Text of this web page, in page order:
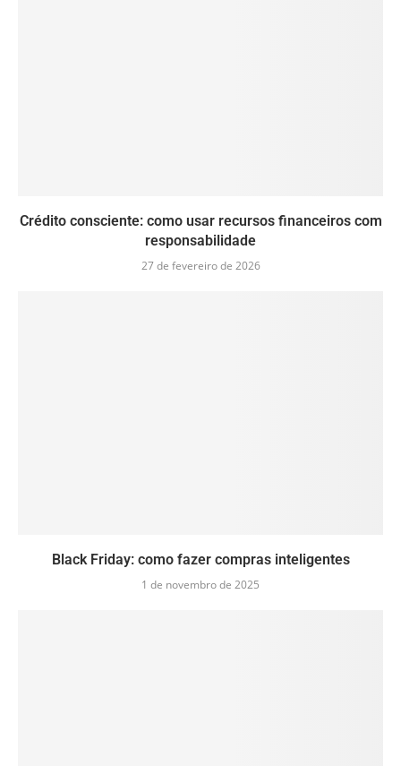
Crédito consciente: como usar recursos financeiros com
responsabilidade
27 de fevereiro de 2026
Black Friday: como fazer compras inteligentes
1 de novembro de 2025